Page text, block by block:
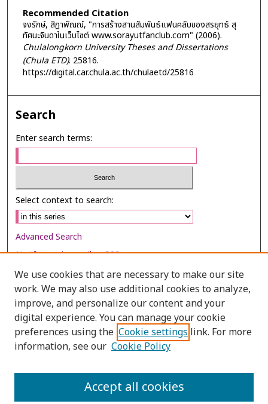
Recommended Citation
จงรักษ์, สิฎาพัณณ์, "การสร้างสานสัมพันธ์แฟนคลับของสรยุทธ์ สุ
ทัศนะจินดาในเว็บไซต์ www.sorayutfanclub.com" (2006).
Chulalongkorn University Theses and Dissertations
(Chula ETD). 25816.
https://digital.car.chula.ac.th/chulaetd/25816
Search
Enter search terms:
Select context to search:
Advanced Search
Notify me via email orRSS
Browse
Collections
Disciplines
Authors
We use cookies that are necessary to make our site
work. We may also use additional cookies to analyze,
improve, and personalize our content and your
digital experience. You can manage your cookie
preferences using the Cookie settings link. For more
information, see our Cookie Policy
Accept all cookies